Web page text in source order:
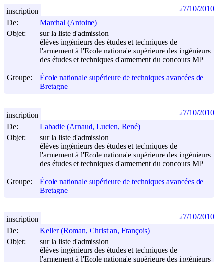
De:
Marchal (Antoine)
Objet:
sur la liste d'admission
élèves ingénieurs des études et techniques de
l'armement à l'Ecole nationale supérieure des ingénieurs
des études et techniques d'armement du concours MP
Groupe:
École nationale supérieure de techniques avancées de
Bretagne
inscription 27/10/2010
De:
Labadie (Arnaud, Lucien, René)
Objet:
sur la liste d'admission
élèves ingénieurs des études et techniques de
l'armement à l'Ecole nationale supérieure des ingénieurs
des études et techniques d'armement du concours MP
Groupe:
École nationale supérieure de techniques avancées de
Bretagne
inscription 27/10/2010
De:
Keller (Roman, Christian, François)
Objet:
sur la liste d'admission
élèves ingénieurs des études et techniques de
l'armement à l'Ecole nationale supérieure des ingénieurs
inscription 27/10/2010